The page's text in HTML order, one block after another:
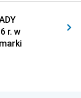
2009
2006
r. w